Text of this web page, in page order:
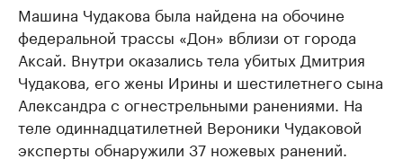
Машина Чудакова была найдена на обочине
федеральной трассы «Дон» вблизи от города
Аксай. Внутри оказались тела убитых Дмитрия
Чудакова, его жены Ирины и шестилетнего сына
Александра с огнестрельными ранениями. На
теле одиннадцатилетней Вероники Чудаковой
эксперты обнаружили 37 ножевых ранений.